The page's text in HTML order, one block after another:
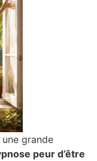
grande
peur d’être